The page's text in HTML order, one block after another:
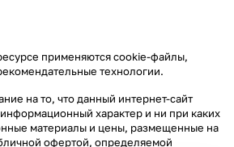
применяютсяcookie-файлы,
технологии.
на то, что данный интернет-сайт
характер и ни при каких
материалы и цены, размещенные на
офертой, определяемой